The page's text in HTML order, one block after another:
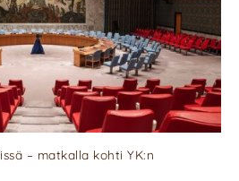
– matkalla kohti YK:n